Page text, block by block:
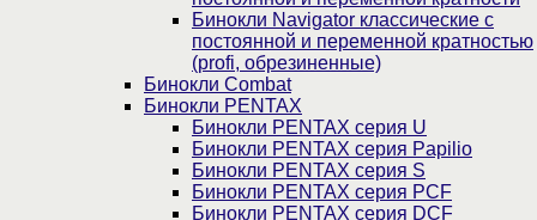
Бинокли Navigator классические с
постоянной и переменной кратностью
(profi, обрезиненные)
Бинокли Combat
Бинокли PENTAX
Бинокли PENTAX серия U
Бинокли PENTAX серия Papilio
Бинокли PENTAX серия S
Бинокли PENTAX серия PCF
Бинокли PENTAX серия DCF